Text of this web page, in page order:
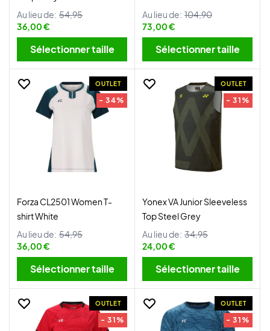
Au lieu de: 54,95
36,00 €
Sélectionner taille
Au lieu de: 104,90
73,00 €
Sélectionner taille
OUTLET
- 34%
Forza CL2501 Women T-
shirt White
Au lieu de: 54,95
36,00 €
Sélectionner taille
OUTLET
- 31%
Yonex VA Junior Sleeveless
Top Steel Grey
Au lieu de: 34,95
24,00 €
Sélectionner taille
OUTLET
- 31%
OUTLET
- 31%